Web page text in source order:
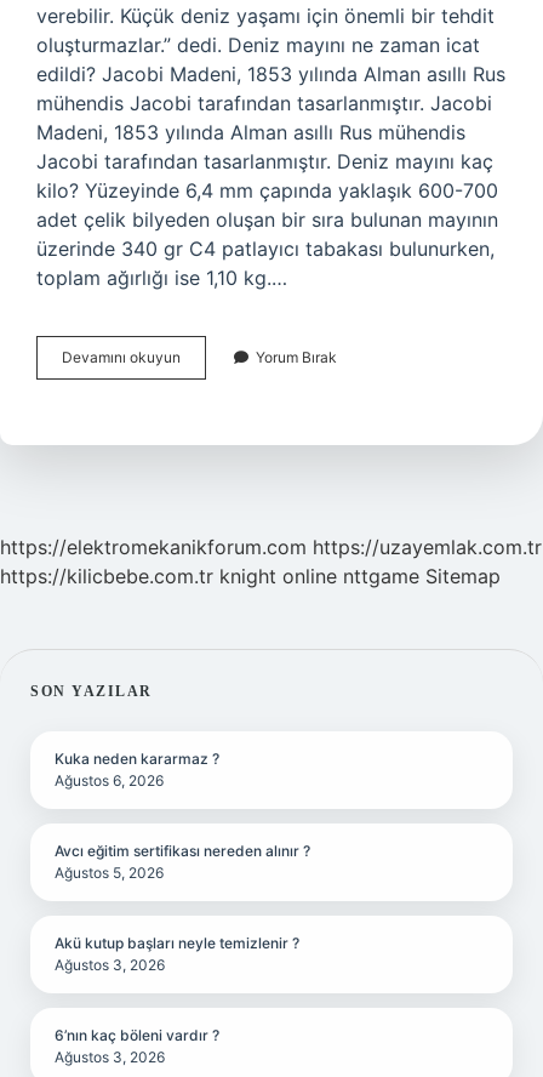
verebilir. Küçük deniz yaşamı için önemli bir tehdit
oluşturmazlar.” dedi. Deniz mayını ne zaman icat
edildi? Jacobi Madeni, 1853 yılında Alman asıllı Rus
mühendis Jacobi tarafından tasarlanmıştır. Jacobi
Madeni, 1853 yılında Alman asıllı Rus mühendis
Jacobi tarafından tasarlanmıştır. Deniz mayını kaç
kilo? Yüzeyinde 6,4 mm çapında yaklaşık 600-700
adet çelik bilyeden oluşan bir sıra bulunan mayının
üzerinde 340 gr C4 patlayıcı tabakası bulunurken,
toplam ağırlığı ise 1,10 kg.…
Devamını okuyun Denizde
Mayın
Yorum Bırak
https://elektromekanikforum.com https://uzayemlak.com.tr
https://kilicbebe.com.tr knight online nttgame Sitemap
SIDEBAR
SON YAZILAR
Kuka neden kararmaz ?
Ağustos 6, 2026
Avcı eğitim sertifikası nereden alınır ?
Ağustos 5, 2026
Akü kutup başları neyle temizlenir ?
Ağustos 3, 2026
6’nın kaç böleni vardır ?
Ağustos 3, 2026